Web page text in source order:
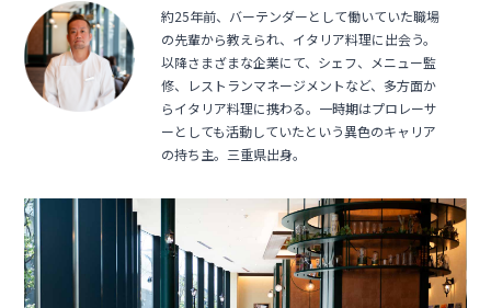
約25年前、バーテンダーとして働いていた職場
の先輩から教えられ、イタリア料理に出会う。
以降さまざまな企業にて、シェフ、メニュー監
修、レストランマネージメントなど、多方面か
らイタリア料理に携わる。一時期はプロレーサ
ーとしても活動していたという異色のキャリア
の持ち主。三重県出身。